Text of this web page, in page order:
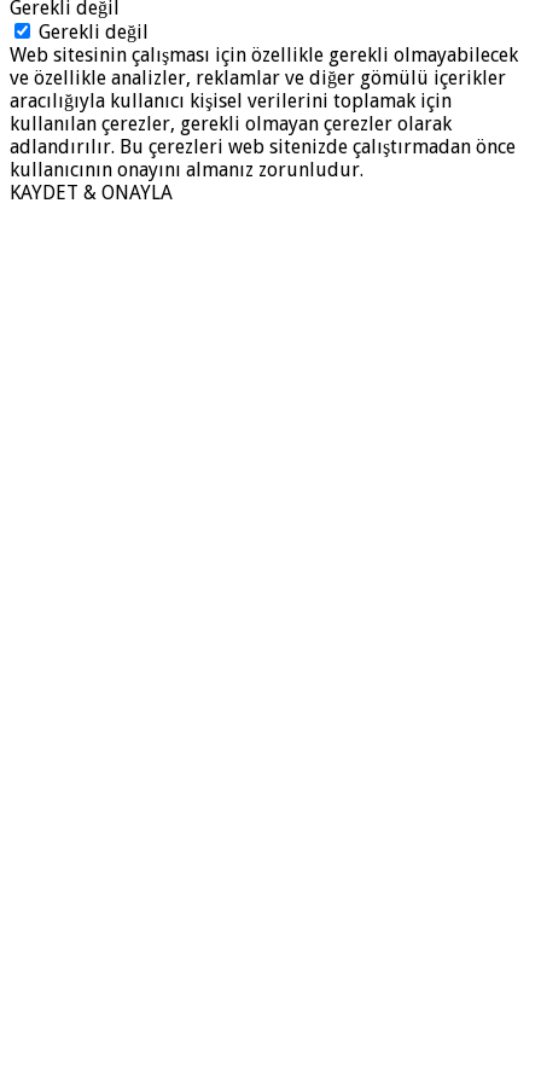
Gerekli değil
Gerekli değil
Web sitesinin çalışması için özellikle gerekli olmayabilecek
ve özellikle analizler, reklamlar ve diğer gömülü içerikler
aracılığıyla kullanıcı kişisel verilerini toplamak için
kullanılan çerezler, gerekli olmayan çerezler olarak
adlandırılır. Bu çerezleri web sitenizde çalıştırmadan önce
kullanıcının onayını almanız zorunludur.
KAYDET & ONAYLA